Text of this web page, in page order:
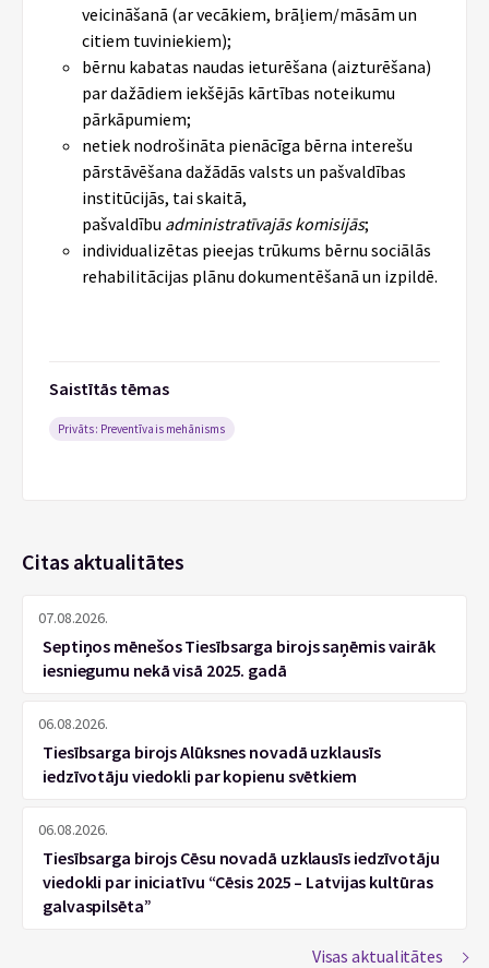
veicināšanā (ar vecākiem, brāļiem/māsām un
citiem tuviniekiem);
bērnu kabatas naudas ieturēšana (aizturēšana)
par dažādiem iekšējās kārtības noteikumu
pārkāpumiem;
netiek nodrošināta pienācīga bērna interešu
pārstāvēšana dažādās valsts un pašvaldības
institūcijās, tai skaitā,
pašvaldību administratīvajās komisijās;
individualizētas pieejas trūkums bērnu sociālās
rehabilitācijas plānu dokumentēšanā un izpildē.
Saistītās tēmas
Privāts: Preventīvais mehānisms
Citas aktualitātes
07.08.2026.
Septiņos mēnešos Tiesībsarga birojs saņēmis vairāk
iesniegumu nekā visā 2025. gadā
06.08.2026.
Tiesībsarga birojs Alūksnes novadā uzklausīs
iedzīvotāju viedokli par kopienu svētkiem
06.08.2026.
Tiesībsarga birojs Cēsu novadā uzklausīs iedzīvotāju
viedokli par iniciatīvu “Cēsis 2025 – Latvijas kultūras
galvaspilsēta”
Visas aktualitātes